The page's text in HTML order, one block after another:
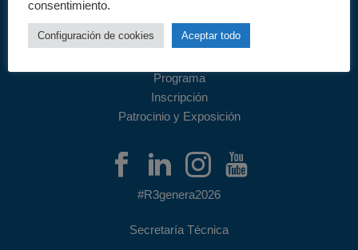
Programa
Inscripción
Patrocinio y Exposición
#R3genera2026
Secretaría Técnica
consentimiento.
Configuración de cookies Aceptar todo